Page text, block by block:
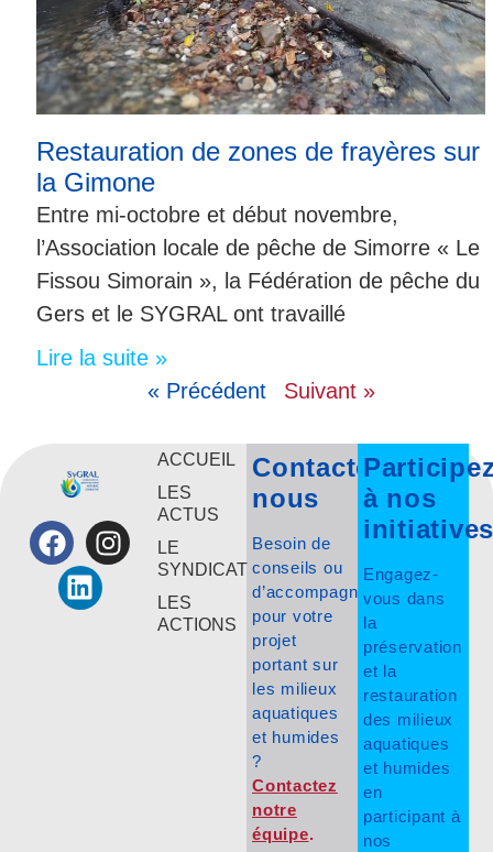
Restauration de zones de frayères sur
la Gimone
Entre mi-octobre et début novembre,
l’Association locale de pêche de Simorre « Le
Fissou Simorain », la Fédération de pêche du
Gers et le SYGRAL ont travaillé
Lire la suite »
« Précédent
Suivant »
ACCUEIL
LES
ACTUS
LE
SYNDICAT
LES
ACTIONS
Contactez-
nous
Besoin de
conseils ou
d’accompagnement
pour votre
projet
portant sur
les milieux
aquatiques
et humides
?
Contactez
notre
équipe.
à nos
Engagez-
vous dans
la
préservation
et la
restauration
des milieux
aquatiques
et humides
en
participant à
nos